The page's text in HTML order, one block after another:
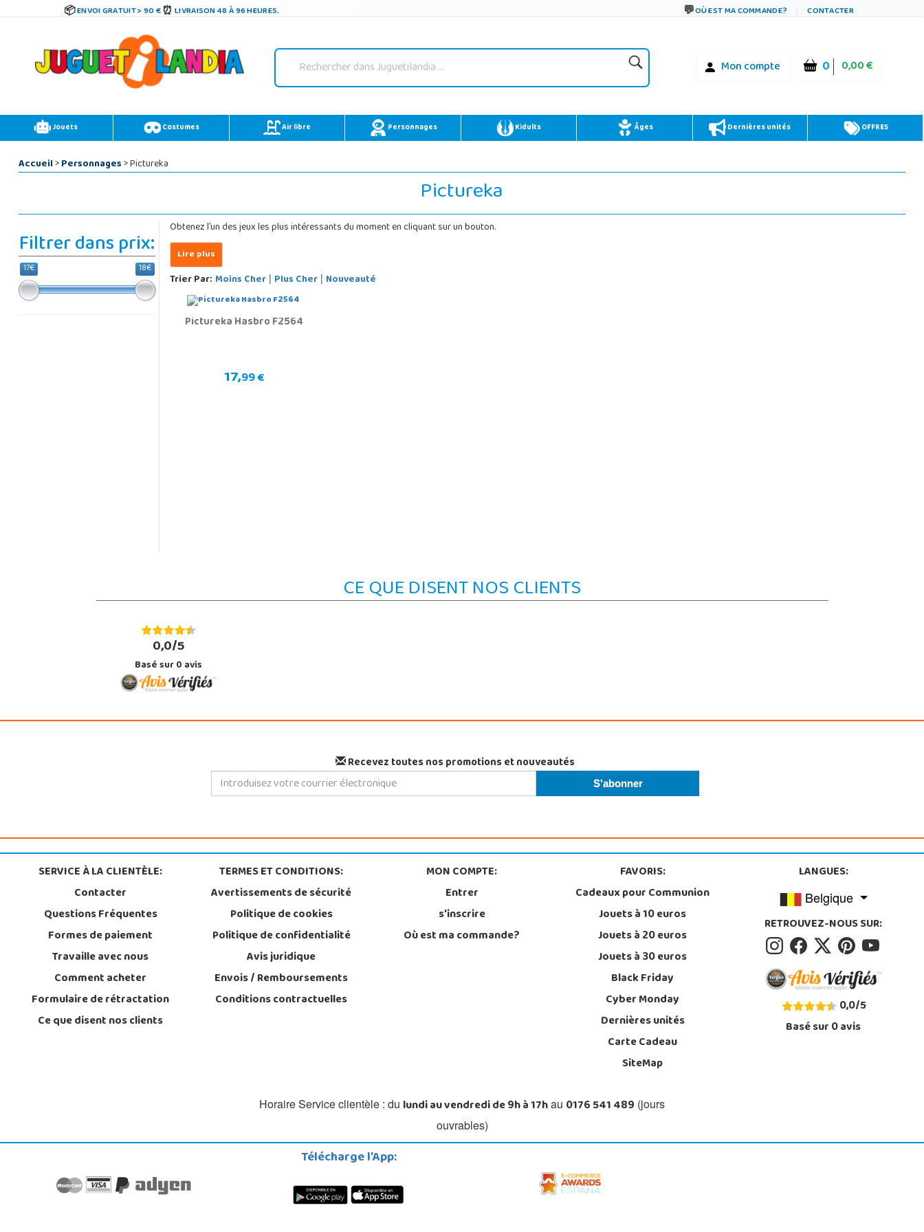
ENVOI GRATUIT > 90 € LIVRAISON 48 À 96 HEURES. OÙ EST MA COMMANDE? CONTACTER
Mon compte 0 0,00 €
Jouets Costumes Air libre Personnages Kidults Âges Dernières unités OFFRES
Accueil>Personnages> Pictureka
Pictureka
Filtrer dans prix:
17€ 18€
Obtenez l'un des jeux les plus intéressants du moment en cliquant sur un bouton.
Trier Par: Moins Cher| Plus Cher| Nouveauté
Pictureka Hasbro F2564
17,99 €
CE QUE DISENT NOS CLIENTS
0,0/5
Basé sur0avis
Recevez toutes nos promotions et nouveautés
SERVICE À LA CLIENTÈLE:
Contacter
Questions Fréquentes
Formes de paiement
Travaille avec nous
Comment acheter
Formulaire de rétractation
Ce que disent nos clients
TERMES ET CONDITIONS:
Avertissements de sécurité
Politique de cookies
Politique de confidentialité
Avis juridique
Envois / Remboursements
Conditions contractuelles
MON COMPTE:
Entrer
s'inscrire
Où est ma commande?
FAVORIS:
Cadeaux pour Communion
Jouets à 10 euros
Jouets à 20 euros
Jouets à 30 euros
Black Friday
Cyber Monday
Dernières unités
Carte Cadeau
SiteMap
LANGUES:
Belgique
RETROUVEZ-NOUS SUR:
0,0/5
Basé sur0avis
Horaire Service clientèle : du lundi au vendredi de 9h à 17hau 0176 541 489 (jours
ouvrables)
Télécharge l'App: